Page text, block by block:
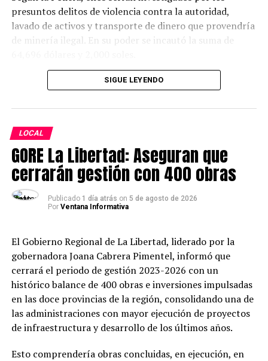
presuntos delitos de violencia contra la autoridad,
lavado de activos y transporte de dinero que provendría
de minería ilegal. En su poder se incautó la suma de
SIGUE LEYENDO
LOCAL
GORE La Libertad: Aseguran que
cerrarán gestión con 400 obras
Publicado 1 día atrás on 5 de agosto de 2026
Por Ventana Informativa
El Gobierno Regional de La Libertad, liderado por la
gobernadora Joana Cabrera Pimentel, informó que
cerrará el periodo de gestión 2023-2026 con un
histórico balance de 400 obras e inversiones impulsadas
en las doce provincias de la región, consolidando una de
las administraciones con mayor ejecución de proyectos
de infraestructura y desarrollo de los últimos años.
Esto comprendería obras concluidas, en ejecución, en